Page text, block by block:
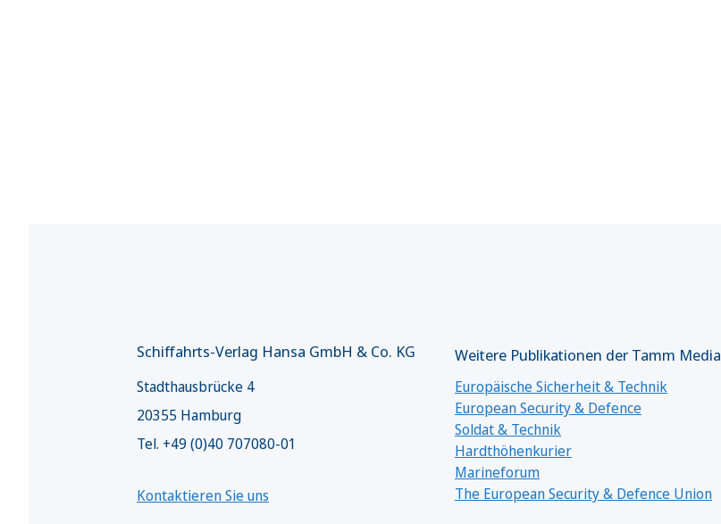
Schiffahrts-Verlag Hansa GmbH & Co. KG
Stadthausbrücke 4
20355 Hamburg
Tel. +49 (0)40 707080-01
Kontaktieren Sie uns
Weitere Publikationen der Tamm Media
Europäische Sicherheit & Technik
European Security & Defence
Soldat & Technik
Hardthöhenkurier
Marineforum
The European Security & Defence Union